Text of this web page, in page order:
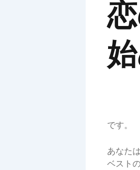
です。
あなた
ベスト